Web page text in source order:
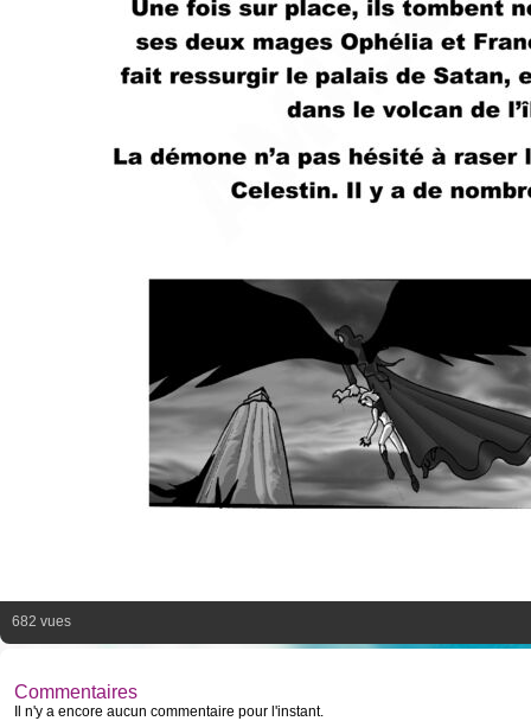
682 vues
Commentaires
Il n'y a encore aucun commentaire pour l'instant.